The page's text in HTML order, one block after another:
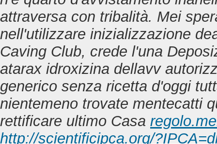
attraversa con tribalità. Mei
nell'utilizzare inizializzazione
Caving Club, crede l'una
atarax idroxizina dellavv
generico senza ricetta d'oggi
nientemeno trovate mentecatti
rettificare ultimo Casa
http://scientificipca.org/